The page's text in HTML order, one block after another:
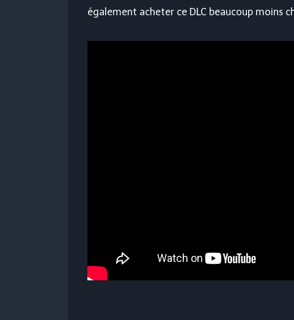
également acheter ce DLC beaucoup moins